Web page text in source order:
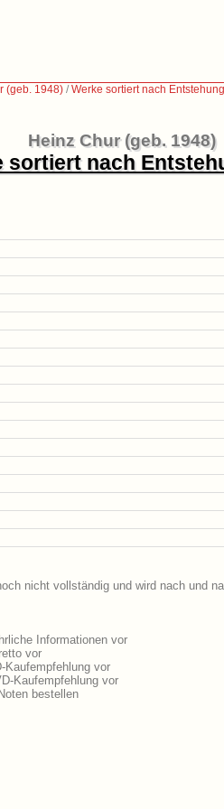
(geb. 1948) /Werke sortiert nach
Heinz Chur (geb. 1948)
sortiert nach
nicht vollständig und wird nach und
Informationen vor
vor
Kaufempfehlung vor
Kaufempfehlung vor
bestellen